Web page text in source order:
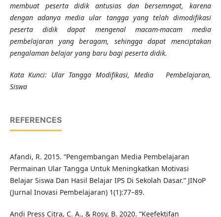
membuat peserta didik antusias dan bersemngat, karena
dengan adanya media ular tangga yang telah dimodifikasi
peserta didik dapat mengenal macam-macam media
pembelajaran yang beragam, sehingga dapat menciptakan
pengalaman belajar yang baru bagi peserta didik.
Kata Kunci: Ular Tangga Modifikasi, Media Pembelajaran,
Siswa
REFERENCES
Afandi, R. 2015. “Pengembangan Media Pembelajaran
Permainan Ular Tangga Untuk Meningkatkan Motivasi
Belajar Siswa Dan Hasil Belajar IPS Di Sekolah Dasar.” JINoP
(Jurnal Inovasi Pembelajaran) 1(1):77–89.
Andi Press Citra, C. A., & Rosy, B. 2020. “Keefektifan